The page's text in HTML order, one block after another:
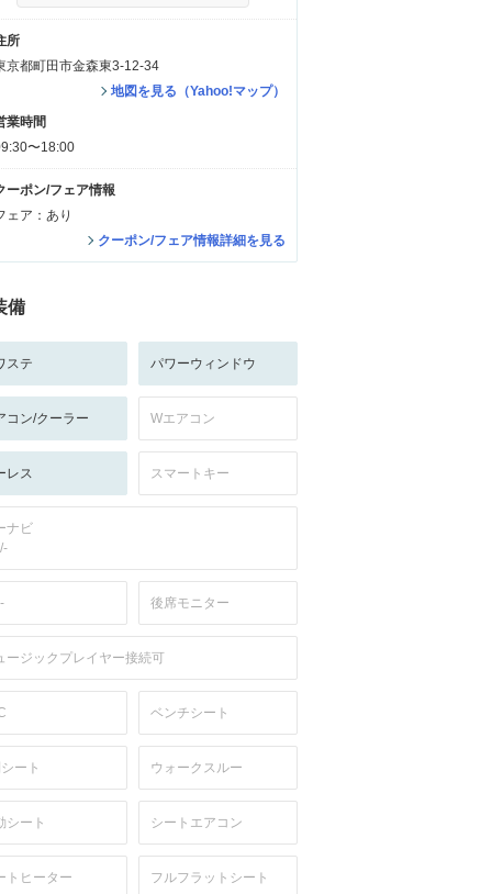
所
京都町田市金森東3-12-34
地図を見る（Yahoo!マップ）
業時間
〜18:00
ーポン/フェア情報
ェア：あり
クーポン/フェア情報詳細を見る
備
ステ パワーウィンドウ
コン/クーラー Wエアコン
レス スマートキー
ナビ
後席モニター
ージックプレイヤー接続可
ベンチシート
ート ウォークスルー
シート シートエアコン
トヒーター フルフラットシート